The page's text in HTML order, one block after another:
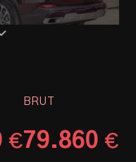
€
BRUT
79.860 €